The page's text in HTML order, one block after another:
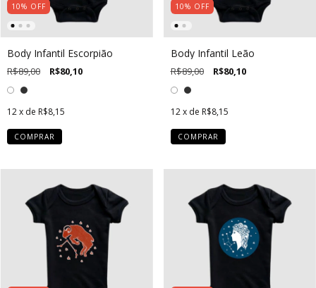
10% OFF
Body Infantil Escorpião
R$89,00 R$80,10
12x de R$8,15
COMPRAR
10% OFF
Body Infantil Leão
R$89,00 R$80,10
12 x de R$8,15
COMPRAR